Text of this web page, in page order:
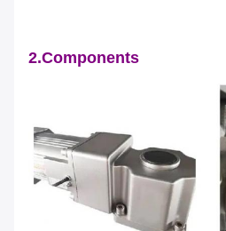
2.Components